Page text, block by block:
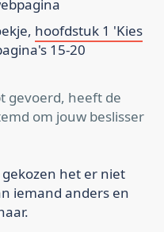
hoofdstuk 1 'Kies
15-20
gevoerd, heeft de
om jouw beslisser
het er niet
iemand anders en